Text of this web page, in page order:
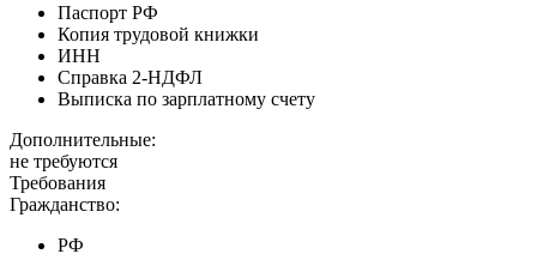
Паспорт РФ
Копия трудовой книжки
ИНН
Справка 2-НДФЛ
Выписка по зарплатному счету
Дополнительные:
не требуются
Требования
Гражданство:
РФ